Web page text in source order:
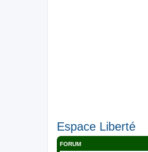
Espace Liberté
FORUM